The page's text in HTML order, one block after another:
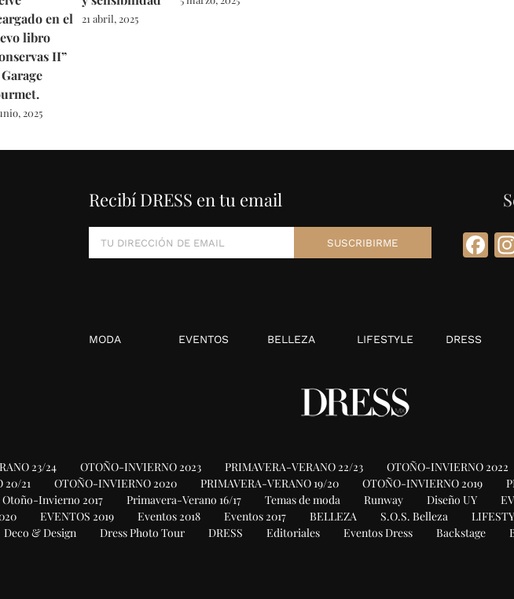
en el
libro
II”
2025
21 abril, 2025
Recibí DRESS en tu email
MODA EVENTOS BELLEZA LIFESTYLE DRESS
23/24 OTOÑO-INVIERNO 2023 PRIMAVERA-VERANO 22/23 OTOÑO-INVIERNO 2022
20/21 OTOÑO-INVIERNO 2020 PRIMAVERA-VERANO 19/20 OTOÑO-INVIERNO 2019
Otoño-Invierno 2017 Primavera-Verano 16/17 Temas de moda Runway Diseño UY
EVENTOS 2019 Eventos 2018 Eventos 2017 BELLEZA S.O.S. Belleza
Deco & Design Dress Photo Tour DRESS Editoriales Eventos Dress Backstage